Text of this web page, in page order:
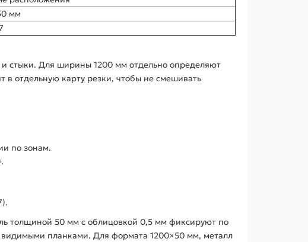
мм
и стыки. Для ширины 1200 мм отдельно определяют
в отдельную карту резки, чтобы не смешивать
по зонам.
толщиной 50 мм с облицовкой 0,5 мм фиксируют по
видимыми планками. Для формата 1200×50 мм, металл